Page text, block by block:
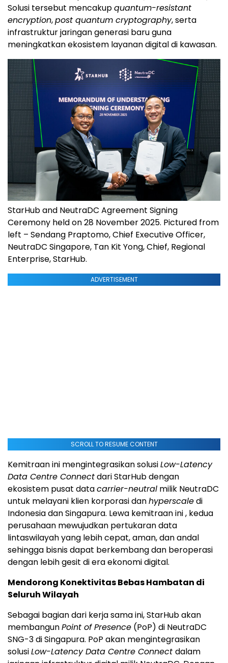
Solusi tersebut mencakupquantum-resistant
encryption,post quantum cryptography, serta
infrastruktur jaringan generasi baru guna
meningkatkan ekosistem layanan digital di kawasan.
StarHub and NeutraDC Agreement Signing
Ceremony held on 28 November 2025. Pictured from
left – Sendang Praptomo, Chief Executive Officer,
NeutraDC Singapore, Tan Kit Yong, Chief, Regional
Enterprise, StarHub.
ADVERTISEMENT
SCROLL TO RESUME CONTENT
Kemitraan ini mengintegrasikan solusiLow-Latency
Data Centre Connectdari StarHub dengan
ekosistem pusat datacarrier-neutral milik NeutraDC
untuk melayani klien korporasi danhyperscaledi
Indonesiadan Singapura. Lewa kemitraan ini , kedua
perusahaan mewujudkan pertukaran data
lintaswilayah yang lebih cepat, aman, dan andal
sehingga bisnis dapat berkembang dan beroperasi
dengan lebih gesit di era ekonomi digital.
Mendorong Konektivitas Bebas Hambatan di
Seluruh Wilayah
Sebagai bagian dari kerja sama ini, StarHub akan
membangunPoint of Presence (PoP) di NeutraDC
SNG-3 di Singapura. PoP akan mengintegrasikan
solusiLow-Latency Data Centre Connect dalam